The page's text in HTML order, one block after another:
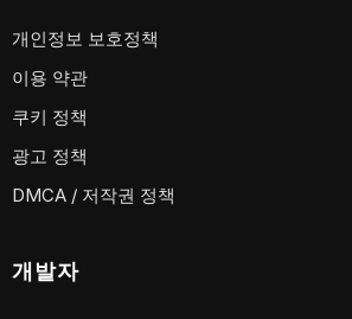
개인정보 보호정책
이용 약관
쿠키 정책
광고 정책
DMCA / 저작권 정책
개발자